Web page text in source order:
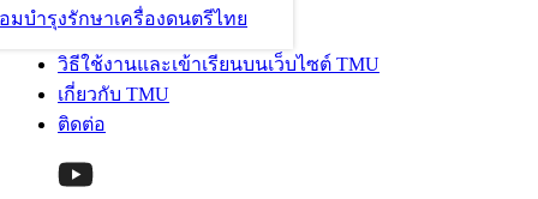
มบำรุงรักษาเครื่องดนตรีไทย
วิธีใช้งานและเข้าเรียนบนเว็บไซต์ TMU
เกี่ยวกับ TMU
ติดต่อ